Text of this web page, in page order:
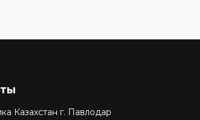
Казахстан г. Павлодар